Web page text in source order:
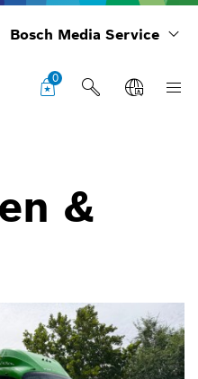
Bosch Media Service
0
&